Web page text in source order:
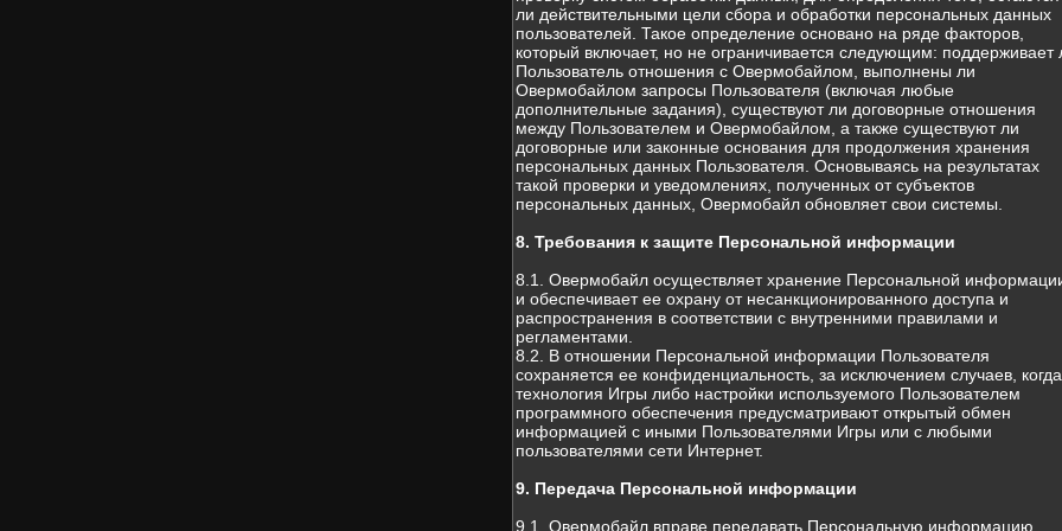
ли действительными цели сбора и обработки персональных данных
пользователей. Такое определение основано на ряде факторов,
который включает, но не ограничивается следующим: поддерживает
Пользователь отношения с Овермобайлом, выполнены ли
Овермобайлом запросы Пользователя (включая любые
дополнительные задания), существуют ли договорные отношения
между Пользователем и Овермобайлом, а также существуют ли
договорные или законные основания для продолжения хранения
персональных данных Пользователя. Основываясь на результатах
такой проверки и уведомлениях, полученных от субъектов
персональных данных, Овермобайл обновляет свои системы.
8. Требования к защите Персональной информации
8.1. Овермобайл осуществляет хранение Персональной
и обеспечивает ее охрану от несанкционированного доступа и
распространения в соответствии с внутренними правилами и
регламентами.
8.2. В отношении Персональной информации Пользователя
сохраняется ее конфиденциальность, за исключением случаев, когда
технология Игры либо настройки используемого Пользователем
программного обеспечения предусматривают открытый обмен
информацией с иными Пользователями Игры или с любыми
пользователями сети Интернет.
9. Передача Персональной информации
9.1. Овермобайл вправе передавать Персональную информацию